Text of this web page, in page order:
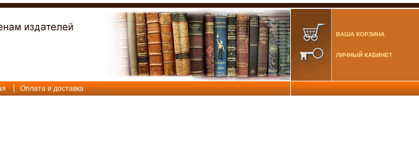
ВАША КОРЗИНА
ЛИЧНЫЙ КАБИНЕТ
Оплата и доставка